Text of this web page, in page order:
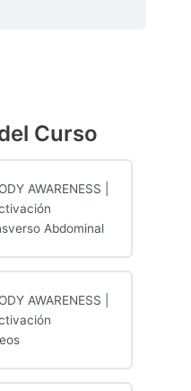
Curso
AWARENESS |
Abdominal
AWARENESS |